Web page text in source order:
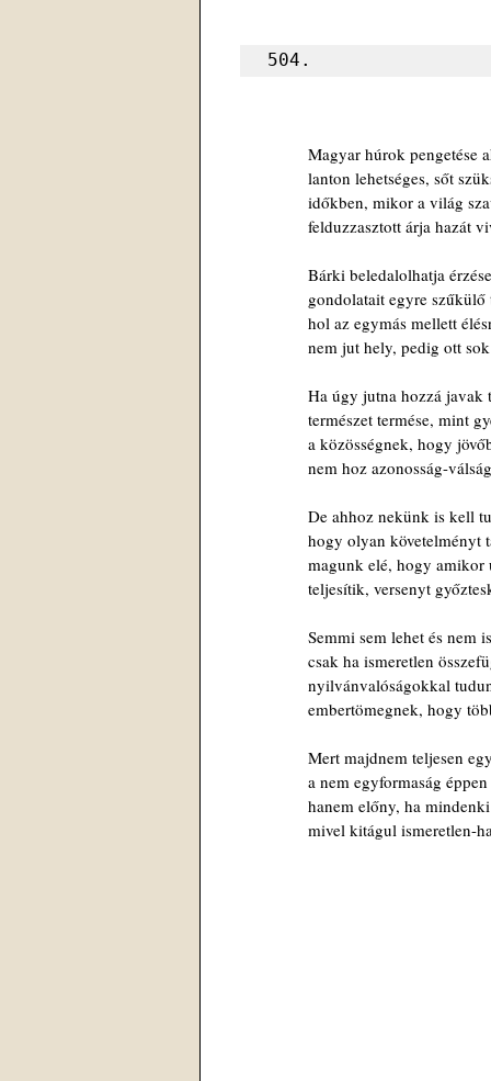
504.
Magyar húrok pengetése
lanton lehetséges, sőt
időkben, mikor a világ
felduzzasztott árja hazát
Bárki beledalolhatja
gondolatait egyre szűkülő
hol az egymás mellett
nem jut hely, pedig ott
Ha úgy jutna hozzá javak
természet termése, mint
a közösségnek, hogy
nem hoz azonosság-
De ahhoz nekünk is kell
hogy olyan követelményt
magunk elé, hogy amikor
teljesítik, versenyt
Semmi sem lehet és nem
csak ha ismeretlen
nyilvánvalóságokkal
embertömegnek, hogy
Mert majdnem teljesen
a nem egyformaság
hanem előny, ha
mivel kitágul ismeretlen-